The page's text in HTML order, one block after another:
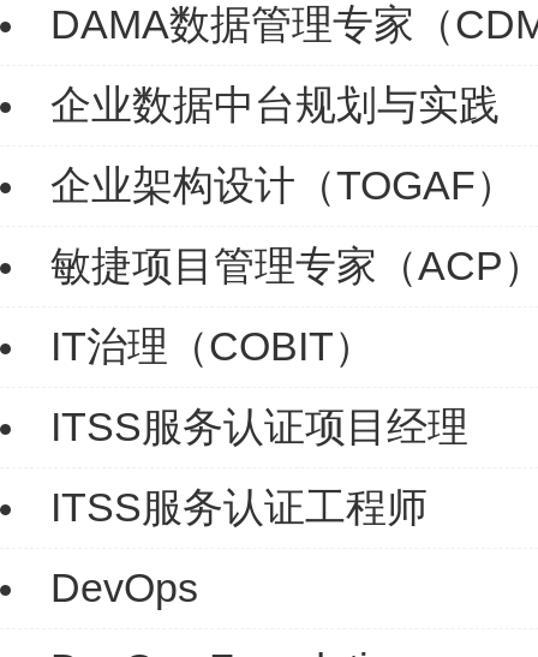
DAMA数据管理专家（
企业数据中台规划与实践
企业架构设计（TOGAF）
敏捷项目管理专家（ACP
IT治理（COBIT）
ITSS服务认证项目经理
ITSS服务认证工程师
DevOps